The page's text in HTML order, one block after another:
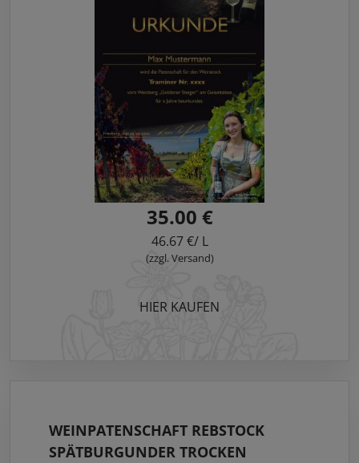
35.00 €
46.67 €/ L
(zzgl. Versand)
HIER KAUFEN
WEINPATENSCHAFT REBSTOCK
SPÄTBURGUNDER TROCKEN